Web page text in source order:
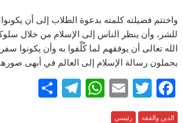
واختتم فضيلته كلمته بدعوة الطلاب إلى أن
للشر، وأن ينظر الناس إلى الإسلام من خلال
الله تعالى أن يوفقهم لما كُلِّفوا به وأن يكونوا
يحملون رسالة الإسلام إلى العالم في أبهى
F
ac
T
w
E
W
T
الدين والفقه رئيسي